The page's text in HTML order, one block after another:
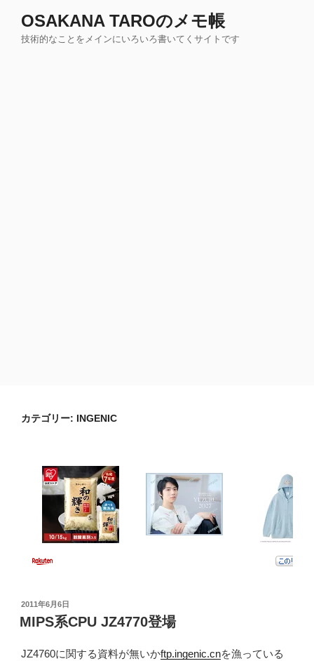
OSAKANA TAROのメモ帳
技術的なことをメインにいろいろ書いてくサイトです
カテゴリー: INGENIC
投
稿
日:
2011年6月6日
MIPS系CPU JZ4770登場
JZ4760に関する資料が無いかftp.ingenic.cnを漁っている